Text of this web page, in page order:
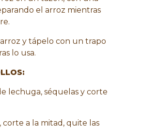
el arroz mientras
y tápelo con un trapo
lo usa.
lechuga, séquelas y corte
corte a la mitad, quite las